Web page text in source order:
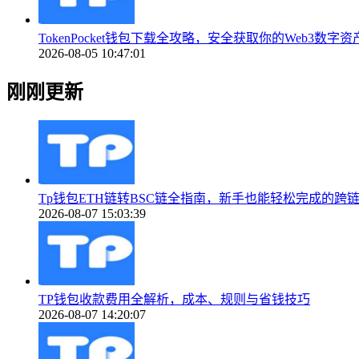
TokenPocket钱包下载全攻略，安全获取你的Web3数字资
2026-08-05 10:47:01
刚刚更新
Tp钱包ETH链转BSC链全指南，新手也能轻松完成的跨
2026-08-07 15:03:39
TP钱包收款费用全解析，成本、规则与省钱技巧
2026-08-07 14:20:07